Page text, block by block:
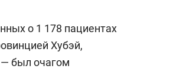
о 1 178 пациентах
Хубэй,
был очагом